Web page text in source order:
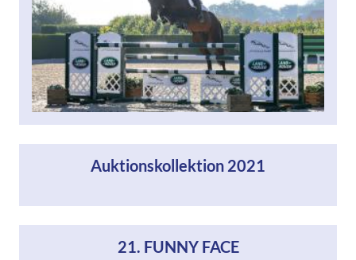
Auktionskollektion 2021
21. FUNNY FACE